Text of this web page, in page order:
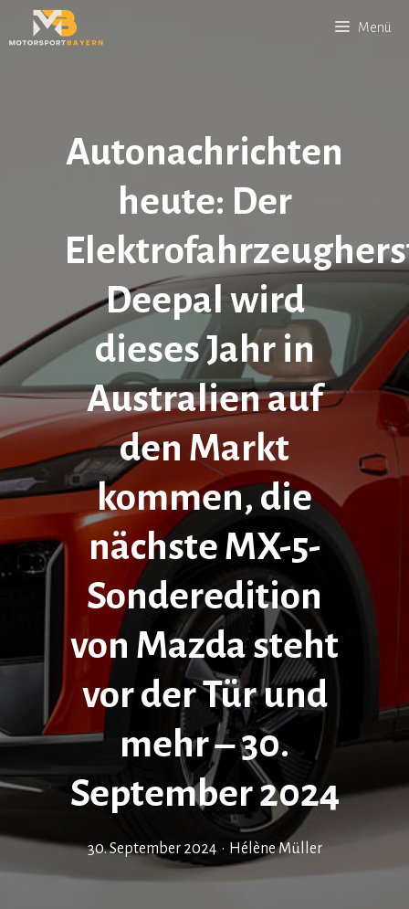
Inhalt
Menü
Autonachrichten
heute: Der
Deepal wird
dieses Jahr in
Australien auf
den Markt
kommen, die
nächste MX-5-
Sonderedition
von Mazda steht
vor der Tür und
mehr – 30.
September 2024
30. September 2024 • Hélène Müller